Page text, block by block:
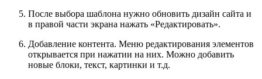
После выбора шаблона нужно обновить дизайн сайта и
в правой части экрана нажать «Редактировать».
Добавление контента. Меню редактирования элементов
открывается при нажатии на них. Можно добавить
новые блоки, текст, картинки и т.д.